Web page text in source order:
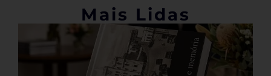
Mais Lidas